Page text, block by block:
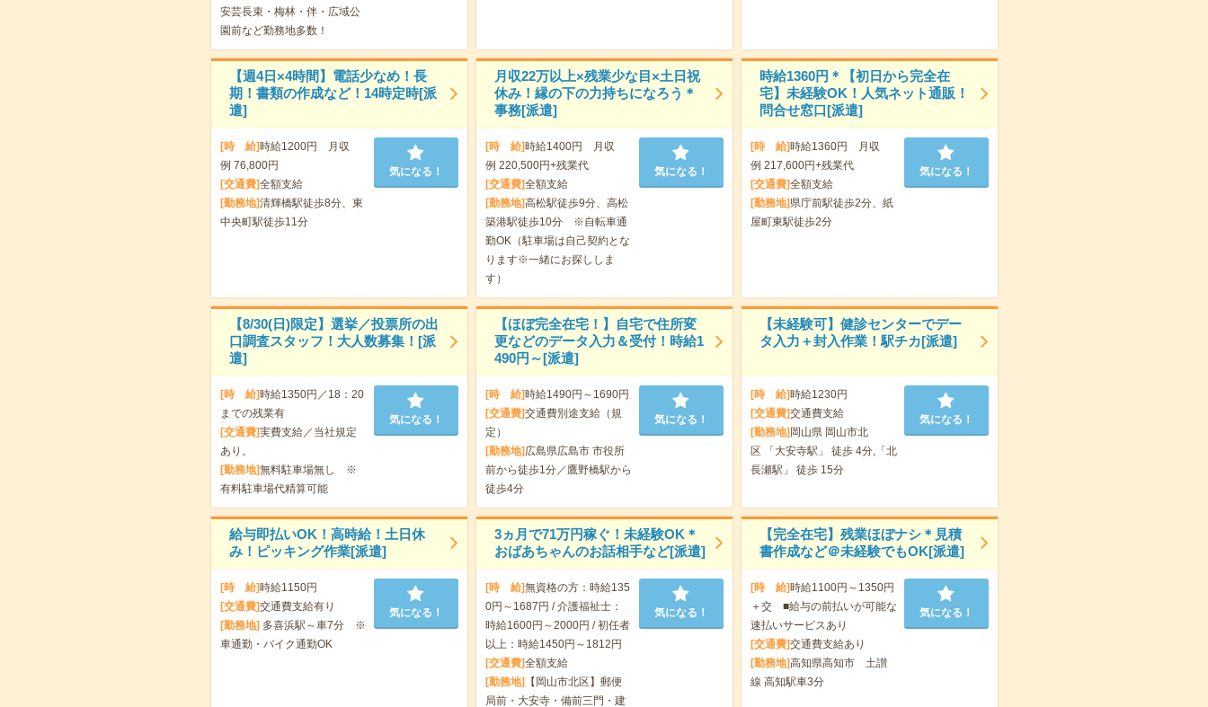
安芸長束・梅林・伴・広域公
園前など勤務地多数！
【週4日×4時間】電話少なめ！長
期！書類の作成など！14時定時[派
遣]
[時 給]時給1200円 月収
例 76,800円
[交通費]全額支給
[勤務地]清輝橋駅徒歩8分、東
中央町駅徒歩11分
気になる！
月収22万以上×残業少な目×土日祝
休み！縁の下の力持ちになろう＊
事務[派遣]
[時 給]時給1400円 月収
例 220,500円+残業代
[交通費]全額支給
[勤務地]高松駅徒歩9分、高松
築港駅徒歩10分 ※自転車通
勤OK（駐車場は自己契約とな
ります※一緒にお探ししま
す）
気になる！
時給1360円＊【初日から完全在
宅】未経験OK！人気ネット通販！
問合せ窓口[派遣]
[時 給]時給1360円 月収
例 217,600円+残業代
[交通費]全額支給
[勤務地] 県庁前駅徒歩2分、紙
屋町東駅徒歩2分
気になる！
【8/30(日)限定】選挙／投票所の出
口調査スタッフ！大人数募集！[派
遣]
[時 給]時給1350円／18：20
までの残業有
[交通費]実費支給／当社規定
あり。
[勤務地]無料駐車場無し ※
有料駐車場代精算可能
気になる！
【ほぼ完全在宅！】自宅で住所変
更などのデータ入力＆受付！時給1
490円～[派遣]
[時 給]時給1490円～1690円
[交通費]交通費別途支給（規
定）
[勤務地] 広島県広島市 市役所
前から徒歩1分／鷹野橋駅から
徒歩4分
気になる！
【未経験可】健診センターでデー
タ入力＋封入作業！駅チカ[派遣]
[時 給]時給1230円
[交通費]交通費支給
[勤務地] 岡山県 岡山市北
区 「大安寺駅」 徒歩 4分,「北
長瀬駅」 徒歩 15分
気になる！
給与即払いOK！高時給！土日休
み！ピッキング作業[派遣]
[時 給]時給1150円
[交通費]交通費支給有り
[勤務地] 多喜浜駅～車7分 ※
車通勤・バイク通勤OK
気になる！
3ヵ月で71万円稼ぐ！未経験OK＊
おばあちゃんのお話相手など[派遣]
[時 給]無資格の方：時給135
0円～1687円 / 介護福祉士：
時給1600円～2000円 / 初任者
以上：時給1450円～1812円
[交通費]全額支給
[勤務地]
【岡山市北区】郵便
局前・大安寺・備前三門・建
気になる！
【完全在宅】残業ほぼナシ＊見積
書作成など＠未経験でもOK[派遣]
[時 給]時給1100円～1350円
＋交 ■給与の前払いが可能な
速払いサービスあり
[交通費]交通費支給あり
[勤務地]高知県高知市 土讃
線 高知駅車3分
気になる！